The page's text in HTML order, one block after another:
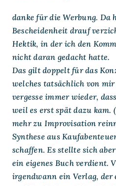
danke für die Werbung. Da
Bescheidenheit drauf
Hektik, in der ich den
nicht daran gedacht hatte.
Das gilt doppelt für das
welches tatsächlich von
vergesse immer wieder,
weil es erst spät dazu
mehr zu Improvisation
Synthese aus
schaffen. Es stellte sich
ein eigenes Buch verdient.
irgendwann ein Verlag,